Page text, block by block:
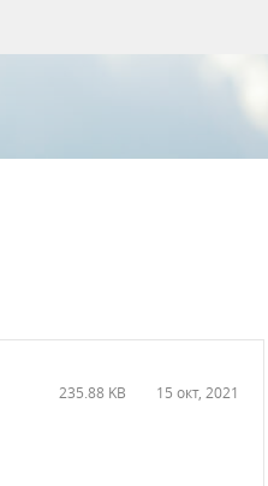
15 окт, 2021
235.88 KB